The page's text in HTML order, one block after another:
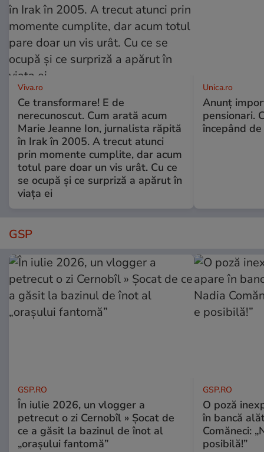
Viva.ro
Ce transformare! E de
nerecunoscut. Cum arată acum
Marie Jeanne Ion, jurnalista răpită
în Irak în 2005. A trecut atunci
prin momente cumplite, dar acum
totul pare doar un vis urât. Cu ce
se ocupă și ce surpriză a apărut în
viața ei
Unica.ro
Anunț
pensionari.
începând
GSP
GSP.RO
În iulie 2026, un vlogger a
petrecut o zi Cernobîl » Șocat de
ce a găsit la bazinul de înot al
„orașului fantomă”
GSP.RO
O poză
în bancă
Comăneci:
posibilă!”